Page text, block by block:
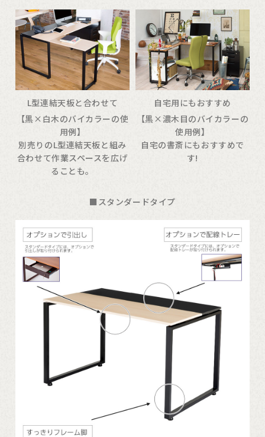
L型連結天板と合わせて
【黒×白木のバイカラーの使
用例】
別売りのL型連結天板と組み
合わせて作業スペースを広げ
ることも。
自宅用にもおすすめ
【黒×濃木目のバイカラーの
使用例】
自宅の書斎にもおすすめで
す!
■スタンダードタイプ